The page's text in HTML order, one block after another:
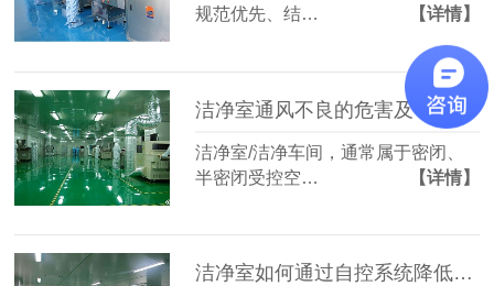
规范优先、结…
【详情】
洁净室通风不良的危害及中毒源分析
洁净室/洁净车间，通常属于密闭、
半密闭受控空…
【详情】
洁净室如何通过自控系统降低能耗？